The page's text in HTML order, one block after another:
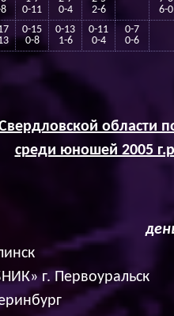
0-11
0-4
2-6
6-0
0-15
0-8
0-13
1-6
0-11
0-4
0-7
0-6
области
среди юношей 2005
г. Первоуральск